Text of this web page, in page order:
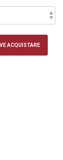
ACQUISTARE